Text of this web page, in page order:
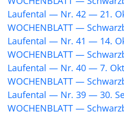
Laufental — Nr. 42 — 21.
WOCHENBLATT —
Laufental — Nr. 41 — 14.
WOCHENBLATT —
Laufental — Nr. 40 — 7.
WOCHENBLATT —
Laufental — Nr. 39 — 30.
WOCHENBLATT —